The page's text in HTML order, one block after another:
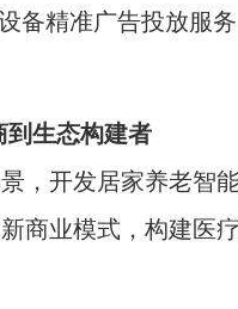
备精准广告投放服务
到生态构建者
，开发居家养老智
商业模式，构建医疗